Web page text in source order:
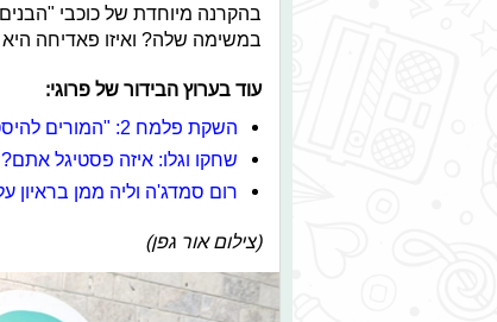
במשימה שלה? ואיזו פאדיחה
עוד בערוץ הבידור של פרוגי:
השקת פלמח 2: "המורים להיסטוריה יודו לנו"
שחקו וגלו: איזה פסטיגל אתם?
רום סמדג'ה וליה ממן בראיון
(צילום אור גפן)